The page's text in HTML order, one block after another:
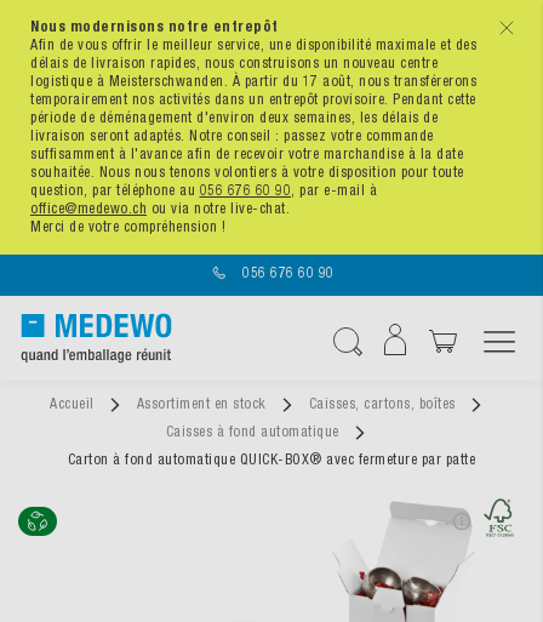
x
Nous modernisons notre entrepôt
Afin de vous offrir le meilleur service, une disponibilité maximale et des
délais de livraison rapides, nous construisons un nouveau centre
logistique à Meisterschwanden. À partir du 17 août, nous transférerons
temporairement nos activités dans un entrepôt provisoire. Pendant cette
période de déménagement d'environ deux semaines, les délais de
livraison seront adaptés. Notre conseil : passez votre commande
suffisamment à l'avance afin de recevoir votre marchandise à la date
souhaitée. Nous nous tenons volontiers à votre disposition pour toute
question, par téléphone au 056 676 60 90, par e-mail à
office@medewo.ch ou via notre live-chat.
Merci de votre compréhension !
056 676 60 90
Accueil Assortiment en stock
Caisses, cartons, boîtes
Caisses à fond automatique
Carton à fond automatique QUICK-BOX® avec fermeture par patte